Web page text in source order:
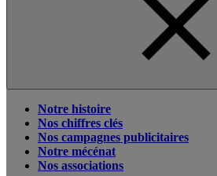
Notre histoire
Nos chiffres clés
Nos campagnes publicitaires
Notre mécénat
Nos associations